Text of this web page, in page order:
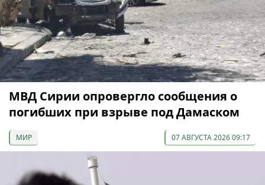
МВД Сирии опровергло сообщения о
погибших при взрыве под Дамаском
МИР 07 АВГУСТА 2026 09:17